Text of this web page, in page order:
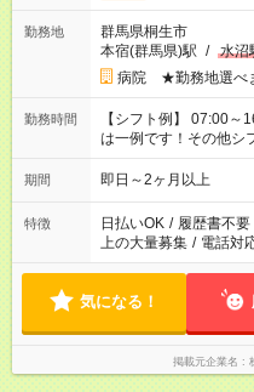
勤務地
群馬県桐生市
本宿(群馬県)駅 / 水沼
病院 ★勤務地選べ
勤務時間
【シフト例】 07:00～
は一例です！その他シ
期間 即日～2ヶ月以上
特徴 日払いOK / 履歴書不要
上の大量募集 / 電話対
気になる！
掲載元企業名